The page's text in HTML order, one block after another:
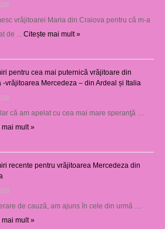
vrăjitoarei Maria din Craiova pentru că m-a
de … Citește mai mult »
pentru cea mai puternică vrăjitoare din
-vrăjitoarea Mercedeza – din Ardeal și Italia
că am apelat cu cea mai mare speranţă …
mai mult »
recente pentru vrăjitoarea Mercedeza din
de cauză, am ajuns în cele din urmă …
mai mult »